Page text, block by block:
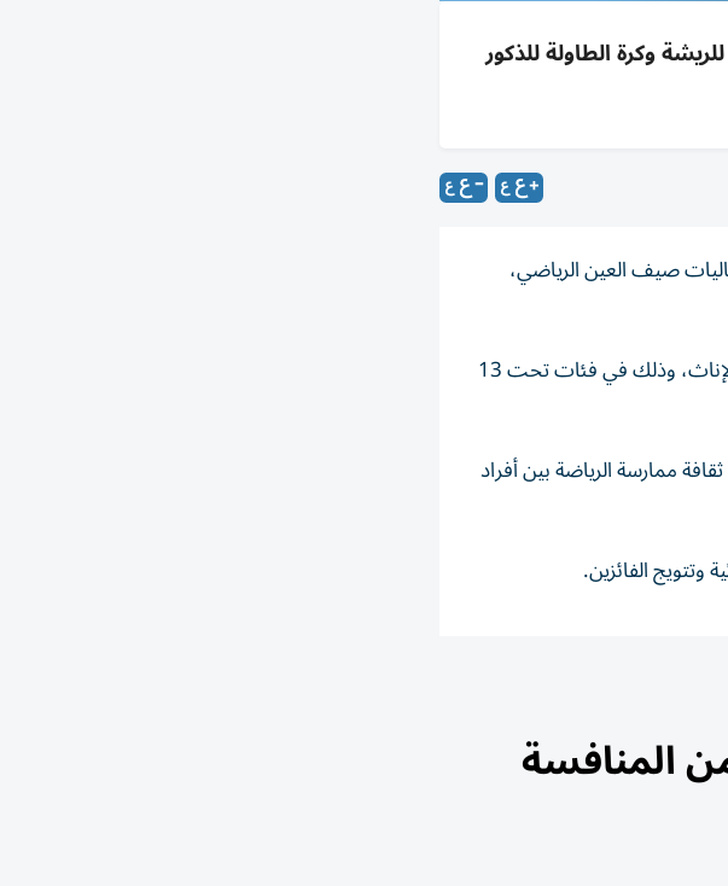
بطولة التحدي 13-16 أغسطس بجوائز 90 ألف درهم للريشة وكرة الطاولة للذكور
13 إلى 16 أغسطس الحالي، ضمن فعاليات صيف العين الرياضي،
وأكد النادي في بيان أن منافسات البطولة ستقام في لعبتي الريشة الطائرة وكرة الطاولة، بمشاركة الذكور والإناث، وذلك في فئات تحت 13
ممارسة الرياضة بين أفراد
الفائزين.
المنافسة